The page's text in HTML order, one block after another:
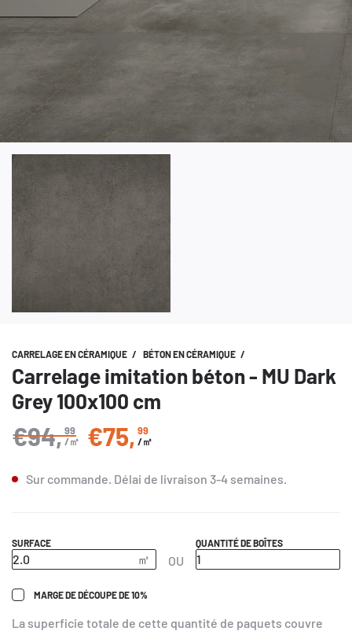
CARRELAGE EN CÉRAMIQUE / BÉTON EN CÉRAMIQUE /
Carrelage imitation béton - MU Dark
Grey 100x100 cm
Prix régulier
€94,99
/㎡
€75, 99
/㎡
Sur commande. Délai de livraison 3-4 semaines.
SURFACE
OU
QUANTITÉ DE BOÎTES
MARGE DE DÉCOUPE DE 10%
La superficie totale de cette quantité de paquets couvre